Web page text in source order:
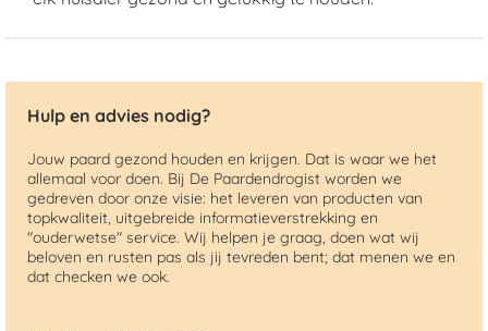
Hulp en advies nodig?
Jouw paard gezond houden en krijgen. Dat is waar we het
allemaal voor doen. Bij De Paardendrogist worden we
gedreven door onze visie: het leveren van producten van
topkwaliteit, uitgebreide informatieverstrekking en
"ouderwetse" service. Wij helpen je graag, doen wat wij
beloven en rusten pas als jij tevreden bent; dat menen we en
dat checken we ook.